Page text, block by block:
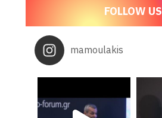
mamoulakis
FOLLOW US